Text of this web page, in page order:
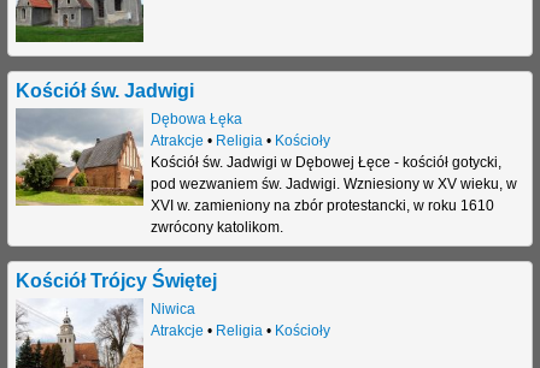
Kościół św. Jadwigi
Dębowa Łęka
Atrakcje • Religia • Kościoły
Kościół św. Jadwigi w Dębowej Łęce - kościół gotycki,
pod wezwaniem św. Jadwigi. Wzniesiony w XV wieku, w
XVI w. zamieniony na zbór protestancki, w roku 1610
zwrócony katolikom.
Kościół Trójcy Świętej
Niwica
Atrakcje • Religia • Kościoły